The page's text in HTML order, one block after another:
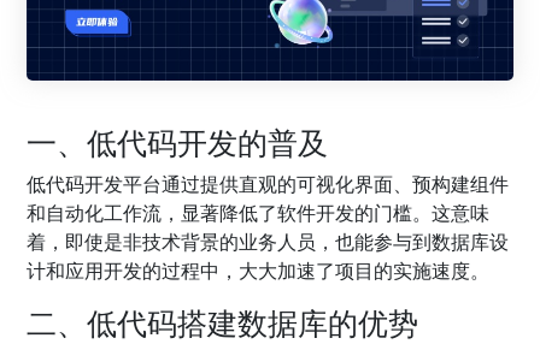
一、低代码开发的普及
低代码开发平台通过提供直观的可视化界面、预构建组件
和自动化工作流，显著降低了软件开发的门槛。这意味
着，即使是非技术背景的业务人员，也能参与到数据库设
计和应用开发的过程中，大大加速了项目的实施速度。
二、低代码搭建数据库的优势